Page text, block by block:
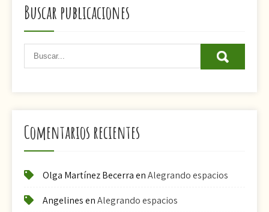
Buscar publicaciones
Comentarios recientes
Olga Martínez BecerraenAlegrando espacios
AngelinesenAlegrando espacios